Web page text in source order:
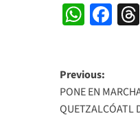
Post
Previous:
PONE EN
QUETZALCÓATL